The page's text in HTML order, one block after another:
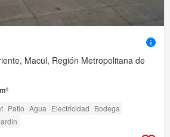
Macul, Región Metropolitana de
Patio Agua Electricidad Bodega